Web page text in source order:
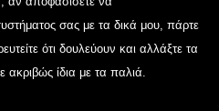
σας με τα δικά μου, πάρτε
ότι δουλεύουν και αλλάξτε τα
ίδια με τα παλιά.